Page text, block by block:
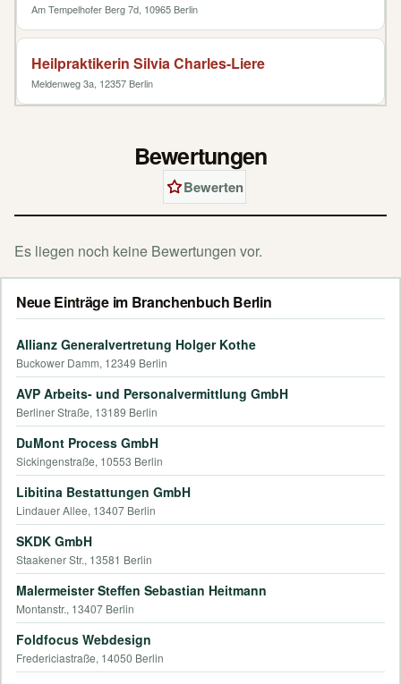
Am Tempelhofer Berg 7d, 10965 Berlin
Heilpraktikerin Silvia Charles-Liere
Meldenweg 3a, 12357 Berlin
Bewertungen
Bewerten
Es liegen noch keine Bewertungen vor.
Neue Einträge im Branchenbuch Berlin
Allianz Generalvertretung Holger Kothe
Buckower Damm, 12349 Berlin
AVP Arbeits- und Personalvermittlung GmbH
Berliner Straße, 13189 Berlin
DuMont Process GmbH
Sickingenstraße, 10553 Berlin
Libitina Bestattungen GmbH
Lindauer Allee, 13407 Berlin
SKDK GmbH
Staakener Str., 13581 Berlin
Malermeister Steffen Sebastian Heitmann
Montanstr., 13407 Berlin
Foldfocus Webdesign
Fredericiastraße, 14050 Berlin